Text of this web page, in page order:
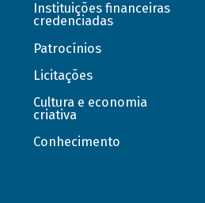
Instituições financeiras
credenciadas
Patrocínios
Licitações
Cultura e economia
criativa
Conhecimento